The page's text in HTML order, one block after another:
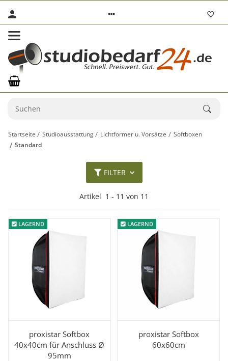
Startseite Studioausstattung Lichtformer u. Vorsätze
Softboxen
Standard
FILTER
Artikel 1 - 11 von 11
LAGERND
LAGERND
proxistar Softbox
40x40cm für Anschluss Ø
95mm
LAGERND
LAGERND
proxistar Softbox
60x60cm